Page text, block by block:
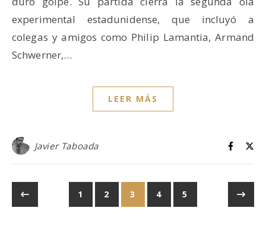
experimental estadunidense, que incluyó a
colegas y amigos como Philip Lamantia, Armand
Schwerner,…
LEER MÁS
Javier Taboada
1 2 3 4 5